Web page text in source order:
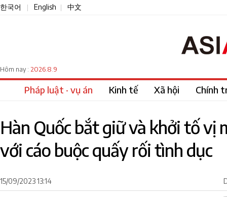
한국어 English 中文
Hôm nay : 2026.8.9
Pháp luật · vụ án Kinh tế Xã hội Chính
Hàn Quốc bắt giữ và khởi tố vị
với cáo buộc quấy rối tình dục
15/09/2023 13:14